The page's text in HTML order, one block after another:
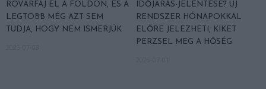
ROVARFAJ ÉL A FÖLDÖN, ÉS A
LEGTÖBB MÉG AZT SEM
TUDJA, HOGY NEM ISMERJÜK
IDŐJÁRÁS-JELENTÉSE? ÚJ
RENDSZER HÓNAPOKKAL
ELŐRE JELEZHETI, KIKET
PERZSEL MEG A HŐSÉG